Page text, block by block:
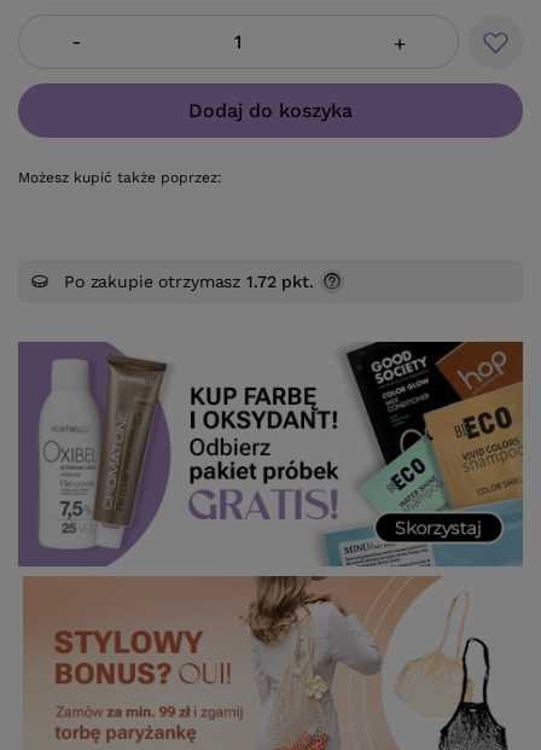
- +
Dodaj do koszyka
Możesz kupić także poprzez:
Po zakupie otrzymasz1.72 pkt.